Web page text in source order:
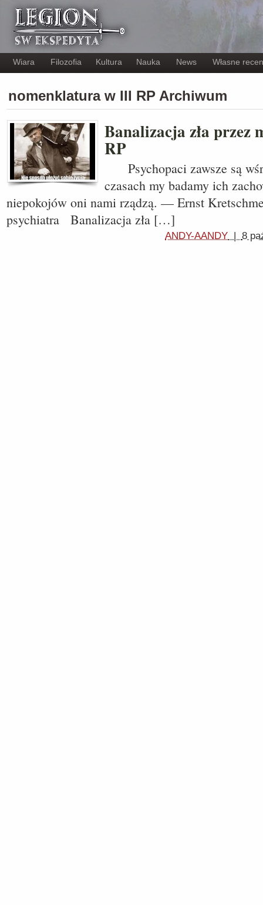
Wiara Filozofia Kultura Nauka News Własne
nomenklatura w III RP Archiwum
Banalizacja zła
RP
Psychopaci zawsze są
czasach my badamy ich
niepokojów oni nami rządzą. — Ernst
psychiatra Banalizacja zła […]
ANDY-AANDY | 8